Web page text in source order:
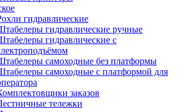
гидравлические
гидравлические ручные
гидравлические с
самоходные без платформы
самоходные с платформой для
заказов
тележки